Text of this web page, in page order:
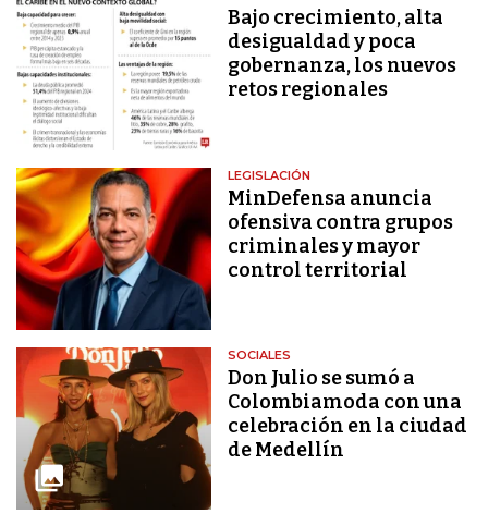
Bajo crecimiento, alta
desigualdad y poca
gobernanza, los nuevos
retos regionales
LEGISLACIÓN
MinDefensa anuncia
ofensiva contra grupos
criminales y mayor
control territorial
SOCIALES
Don Julio se sumó a
Colombiamoda con una
celebración en la ciudad
de Medellín